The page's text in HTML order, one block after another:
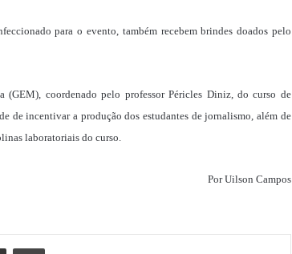
para o evento, também recebem brindes doados pelo
coordenado pelo professor Péricles Diniz, do curso de
de incentivar a produção dos estudantes de jornalismo, além de
laboratoriais do curso.
Por Uilson Campos
Compartilhar via e-mail Imprimir